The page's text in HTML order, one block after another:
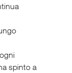
spinto a